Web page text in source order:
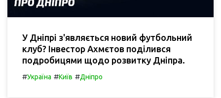
У Дніпрі з'являється новий футбольний
клуб? Інвестор Ахмєтов поділився
подробицями щодо розвитку Дніпра.
#Україна #Київ #Дніпро